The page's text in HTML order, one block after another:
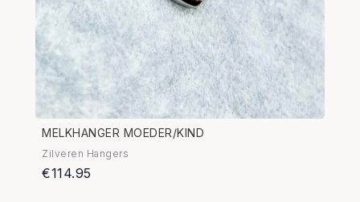
MELKHANGER MOEDER/KIND
Zilveren Hangers
€114.95